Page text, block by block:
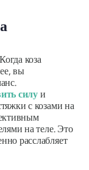
коза
вы
силуи
с козами на
на теле. Это
расслабляет